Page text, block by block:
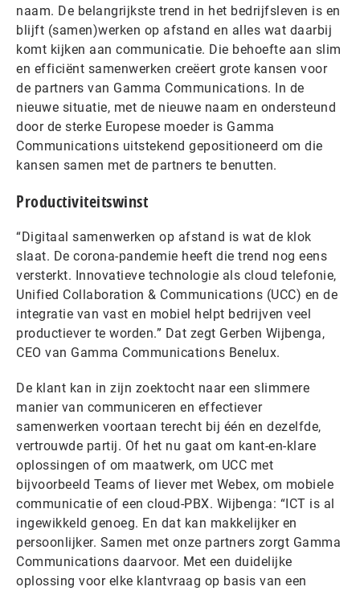
naam. De belangrijkste trend in het bedrijfsleven is en
blijft (samen)werken op afstand en alles wat daarbij
komt kijken aan communicatie. Die behoefte aan slim
en efficiënt samenwerken creëert grote kansen voor
de partners van Gamma Communications. In de
nieuwe situatie, met de nieuwe naam en ondersteund
door de sterke Europese moeder is Gamma
Communications uitstekend gepositioneerd om die
kansen samen met de partners te benutten.
Productiviteitswinst
“Digitaal samenwerken op afstand is wat de klok
slaat. De corona-pandemie heeft die trend nog eens
versterkt. Innovatieve technologie als cloud telefonie,
Unified Collaboration & Communications (UCC) en de
integratie van vast en mobiel helpt bedrijven veel
productiever te worden.” Dat zegt Gerben Wijbenga,
CEO van Gamma Communications Benelux.
De klant kan in zijn zoektocht naar een slimmere
manier van communiceren en effectiever
samenwerken voortaan terecht bij één en dezelfde,
vertrouwde partij. Of het nu gaat om kant-en-klare
oplossingen of om maatwerk, om UCC met
bijvoorbeeld Teams of liever met Webex, om mobiele
communicatie of een cloud-PBX. Wijbenga: “ICT is al
ingewikkeld genoeg. En dat kan makkelijker en
persoonlijker. Samen met onze partners zorgt Gamma
Communications daarvoor. Met een duidelijke
oplossing voor elke klantvraag op basis van een